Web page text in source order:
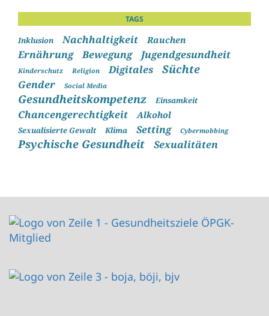
TAGS
Inklusion Nachhaltigkeit Rauchen
Ernährung Bewegung Jugendgesundheit
Kinderschutz Religion Digitales Süchte
Gender Social Media
Gesundheitskompetenz Einsamkeit
Chancengerechtigkeit Alkohol
Sexualisierte Gewalt Klima Setting Cybermobbing
Psychische Gesundheit Sexualitäten